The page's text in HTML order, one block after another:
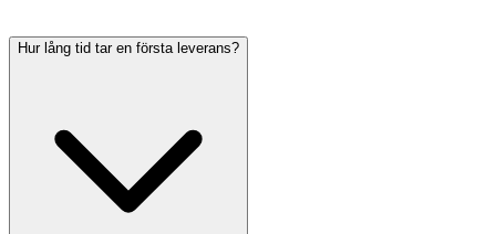
Hur lång tid tar en första leverans?